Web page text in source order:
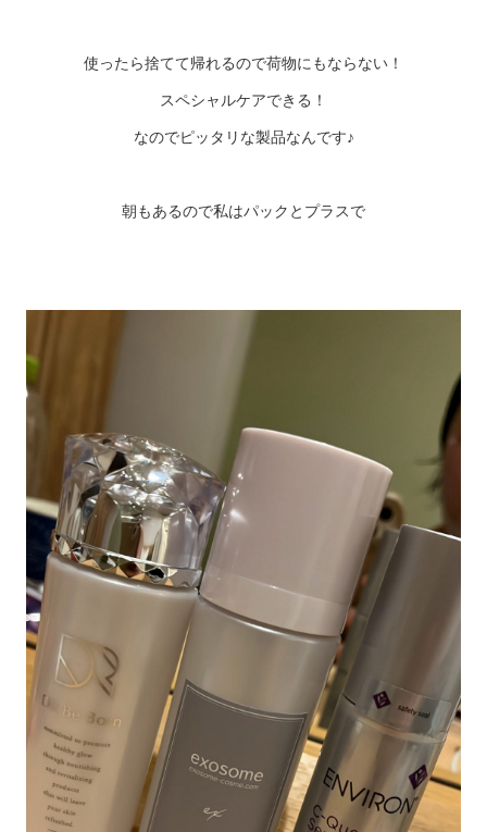
使ったら捨てて帰れるので荷物にもならない！
スペシャルケアできる！
なのでピッタリな製品なんです♪
朝もあるので私はパックとプラスで